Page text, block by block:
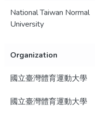
National Taiwan Normal
University
Organization
國立臺灣體育運動大學
國立臺灣體育運動大學